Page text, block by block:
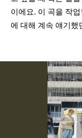
이에요. 이 곡을 작
에 대해 계속 얘기했